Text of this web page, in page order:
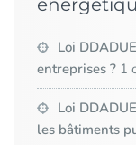
Loi
entreprises ? 1
Loi
les bâtiments